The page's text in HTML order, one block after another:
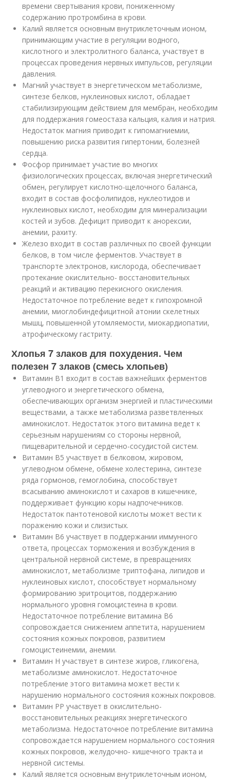
времени свертывания крови, пониженному
содержанию протромбина в крови.
Калий является основным внутриклеточным ионом,
принимающим участие в регуляции водного,
кислотного и электролитного баланса, участвует в
процессах проведения нервных импульсов, регуляции
давления.
Магний участвует в энергетическом метаболизме,
синтезе белков, нуклеиновых кислот, обладает
стабилизирующим действием для мембран, необходим
для поддержания гомеостаза кальция, калия и натрия.
Недостаток магния приводит к гипомагниемии,
повышению риска развития гипертонии, болезней
сердца.
Фосфор принимает участие во многих
физиологических процессах, включая энергетический
обмен, регулирует кислотно-щелочного баланса,
входит в состав фосфолипидов, нуклеотидов и
нуклеиновых кислот, необходим для минерализации
костей и зубов. Дефицит приводит к анорексии,
анемии, рахиту.
Железо входит в состав различных по своей функции
белков, в том числе ферментов. Участвует в
транспорте электронов, кислорода, обеспечивает
протекание окислительно- восстановительных
реакций и активацию перекисного окисления.
Недостаточное потребление ведет к гипохромной
анемии, миоглобиндефицитной атонии скелетных
мышц, повышенной утомляемости, миокардиопатии,
атрофическому гастриту.
Хлопья 7 злаков для похудения. Чем
полезен 7 злаков (смесь хлопьев)
Витамин В1 входит в состав важнейших ферментов
углеводного и энергетического обмена,
обеспечивающих организм энергией и пластическими
веществами, а также метаболизма разветвленных
аминокислот. Недостаток этого витамина ведет к
серьезным нарушениям со стороны нервной,
пищеварительной и сердечно-сосудистой систем.
Витамин В5 участвует в белковом, жировом,
углеводном обмене, обмене холестерина, синтезе
ряда гормонов, гемоглобина, способствует
всасыванию аминокислот и сахаров в кишечнике,
поддерживает функцию коры надпочечников.
Недостаток пантотеновой кислоты может вести к
поражению кожи и слизистых.
Витамин В6 участвует в поддержании иммунного
ответа, процессах торможения и возбуждения в
центральной нервной системе, в превращениях
аминокислот, метаболизме триптофана, липидов и
нуклеиновых кислот, способствует нормальному
формированию эритроцитов, поддержанию
нормального уровня гомоцистеина в крови.
Недостаточное потребление витамина В6
сопровождается снижением аппетита, нарушением
состояния кожных покровов, развитием
гомоцистеинемии, анемии.
Витамин Н участвует в синтезе жиров, гликогена,
метаболизме аминокислот. Недостаточное
потребление этого витамина может вести к
нарушению нормального состояния кожных покровов.
Витамин РР участвует в окислительно-
восстановительных реакциях энергетического
метаболизма. Недостаточное потребление витамина
сопровождается нарушением нормального состояния
кожных покровов, желудочно- кишечного тракта и
нервной системы.
Калий является основным внутриклеточным ионом,